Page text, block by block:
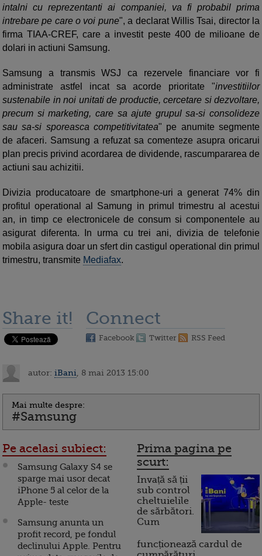
intalni cu reprezentanti ai companiei, va fi probabil prima
intrebare pe care o voi pune", a declarat Willis Tsai, director la
firma TIAA-CREF, care a investit peste 400 de milioane de
dolari in actiuni Samsung.
Samsung a transmis WSJ ca rezervele financiare vor fi
administrate astfel incat sa acorde prioritate "investitiilor
sustenabile in noi unitati de productie, cercetare si dezvoltare,
precum si marketing, care sa ajute grupul sa-si consolideze
sau sa-si sporeasca competitivitatea" pe anumite segmente
de afaceri. Samsung a refuzat sa comenteze asupra oricarui
plan precis privind acordarea de dividende, rascumpararea de
actiuni sau achizitii.
Divizia producatoare de smartphone-uri a generat 74% din
profitul operational al Samung in primul trimestru al acestui
an, in timp ce electronicele de consum si componentele au
asigurat diferenta. In urma cu trei ani, divizia de telefonie
mobila asigura doar un sfert din castigul operational din primul
trimestru, transmite Mediafax.
Share it! Connect
Facebook Twitter RSS Feed
autor: iBani , 8 mai 2013 15:00
Mai multe despre:
#Samsung
Pe acelasi subiect:
Samsung Galaxy S4 se
sparge mai usor decat
iPhone 5 al celor de la
Apple- teste
Samsung anunta un
profit record, pe fondul
declinului Apple. Pentru
Prima pagina pe
scurt:
Invață să ții
sub control
cheltuielile
de sărbători.
Cum
funcționează cardul de